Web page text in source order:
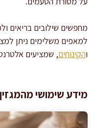
מחפשים שילובים בריאים
למאפים משלימים ניתן
והקינוחים, שמציעים
מידע שימושי